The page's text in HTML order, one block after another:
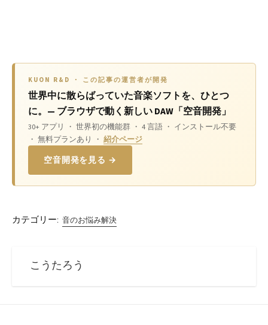
KUON R&D ・ この記事の運営者が開発
世界中に散らばっていた音楽ソフトを、ひとつ
に。— ブラウザで動く新しい DAW「空音開発」
30+ アプリ ・ 世界初の機能群 ・ 4 言語 ・ インストール不要
・ 無料プランあり ・ 紹介ページ
空音開発を見る →
カテゴリー: 音のお悩み解決
こうたろう